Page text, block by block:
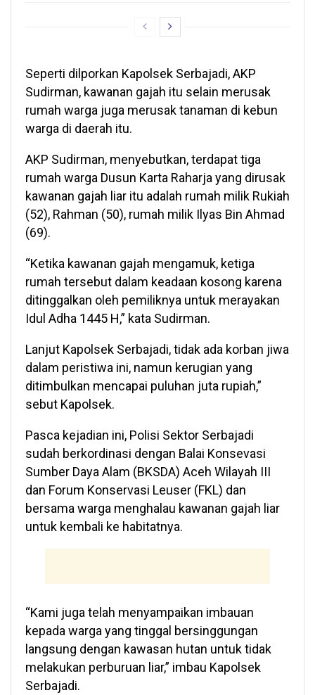
Seperti dilporkan Kapolsek Serbajadi, AKP
Sudirman, kawanan gajah itu selain merusak
rumah warga juga merusak tanaman di kebun
warga di daerah itu.
AKP Sudirman, menyebutkan, terdapat tiga
rumah warga Dusun Karta Raharja yang dirusak
kawanan gajah liar itu adalah rumah milik Rukiah
(52), Rahman (50), rumah milik Ilyas Bin Ahmad
(69).
“Ketika kawanan gajah mengamuk, ketiga
rumah tersebut dalam keadaan kosong karena
ditinggalkan oleh pemiliknya untuk merayakan
Idul Adha 1445 H,” kata Sudirman.
Lanjut Kapolsek Serbajadi, tidak ada korban jiwa
dalam peristiwa ini, namun kerugian yang
ditimbulkan mencapai puluhan juta rupiah,”
sebut Kapolsek.
Pasca kejadian ini, Polisi Sektor Serbajadi
sudah berkordinasi dengan Balai Konsevasi
Sumber Daya Alam (BKSDA) Aceh Wilayah III
dan Forum Konservasi Leuser (FKL) dan
bersama warga menghalau kawanan gajah liar
untuk kembali ke habitatnya.
“Kami juga telah menyampaikan imbauan
kepada warga yang tinggal bersinggungan
langsung dengan kawasan hutan untuk tidak
melakukan perburuan liar,” imbau Kapolsek
Serbajadi.